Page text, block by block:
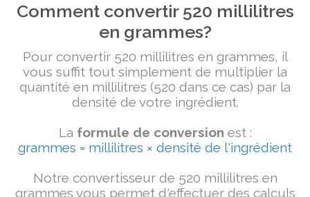
Comment convertir 520 millilitres
en grammes?
Pour convertir 520 millilitres en grammes, il
vous suffit tout simplement de multiplier la
quantité en millilitres (520 dans ce cas) par la
densité de votre ingrédient.
La formule de conversion est :
grammes = millilitres × densité de l'ingrédient
Notre convertisseur de 520 millilitres en
grammes vous permet d'effectuer des calculs